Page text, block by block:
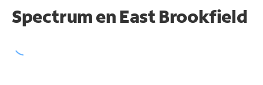
Spectrum en East Brookfield